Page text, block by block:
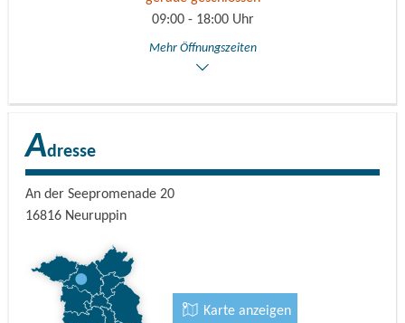
09:00 - 18:00 Uhr
Mehr Öffnungszeiten
Adresse
An der Seepromenade 20
16816 Neuruppin
Karte anzeigen